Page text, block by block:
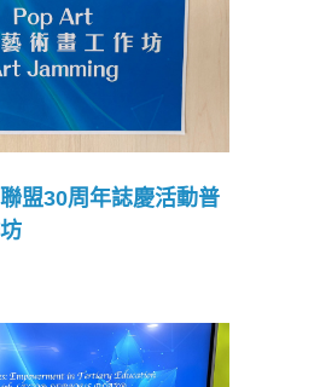
盟30周年誌慶活動普